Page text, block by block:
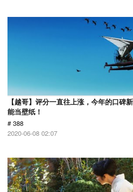
【越哥】评分一直往上涨，今年的口碑
能当壁纸！
# 388
2020-06-08 02:07